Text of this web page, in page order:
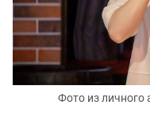
Фото из личного